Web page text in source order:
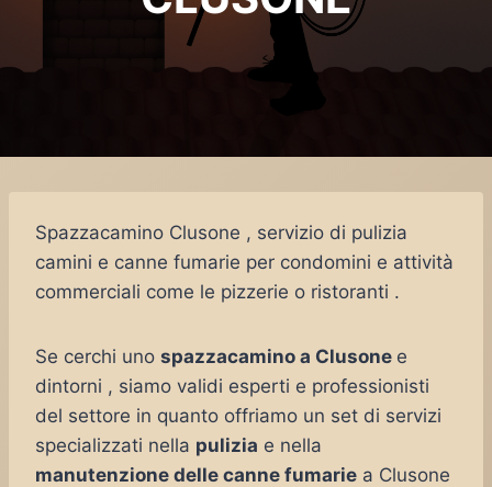
Spazzacamino Clusone , servizio di pulizia
camini e canne fumarie per condomini e attività
commerciali come le pizzerie o ristoranti .
Se cerchi uno spazzacamino a Clusone e
dintorni , siamo validi esperti e professionisti
del settore in quanto offriamo un set di servizi
specializzati nella pulizia e nella
manutenzione delle canne fumarie a Clusone